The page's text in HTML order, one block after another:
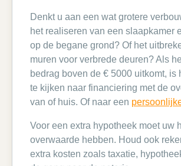
Denkt u aan een wat grotere
het realiseren van een slaapkamer
op de begane grond? Of het
muren voor verbrede deuren? Als
bedrag boven de € 5000 uitkomt, is
te kijken naar financiering met de
van of huis. Of naar een
Voor een extra hypotheek moet uw
overwaarde hebben. Houd ook
extra kosten zoals taxatie,